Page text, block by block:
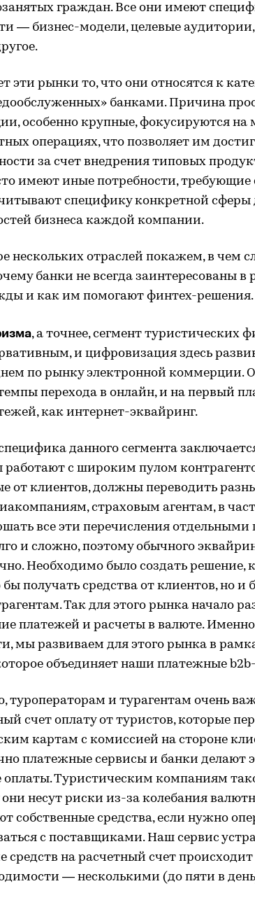
граждан. Все они имеют
― бизнес-модели, целевые
эти рынки то, что они относятся к
банками. Причина
особенно крупные, фокусируются на
операциях, что позволяет им
за счет внедрения типовых
имеют иные потребности, требующие
специфику конкретной сферы
бизнеса каждой компании.
нескольких отраслей покажем, в чем
банки не всегда заинтересованы в
и как им помогают финтех-решения.
, а точнее, сегмент туристических
и цифровизация здесь
по рынку электронной коммерции.
перехода в онлайн, и на первый
как интернет-эквайринг.
данного сегмента
с широким пулом
от клиентов, должны переводить
страховым агентам, в
все эти перечисления
и сложно, поэтому обычного
Необходимо было создать решение,
получать средства от клиентов, но и
Так для этого рынка начало
платежей и расчеты в валюте.
мы развиваем для этого рынка в
объединяет наши платежные
туроператорам и турагентам очень
счет оплату от туристов, которые
картам с комиссией на стороне
платежные сервисы и банки делают
оплаты. Туристическим компаниям
они несут риски из-за колебания
собственные средства, если нужно
с поставщиками. Наш сервис
средств на расчетный счет
— несколькими (до пяти в